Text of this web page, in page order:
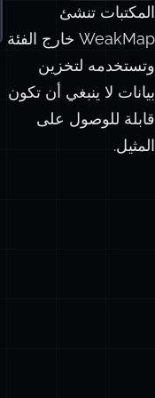
المكتبات تنشئ
WeakMap خارج الفئة
وتستخدمه لتخزين
بيانات لا ينبغي أن تكون
قابلة للوصول على
المثيل.